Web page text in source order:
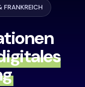
FRANKREICH